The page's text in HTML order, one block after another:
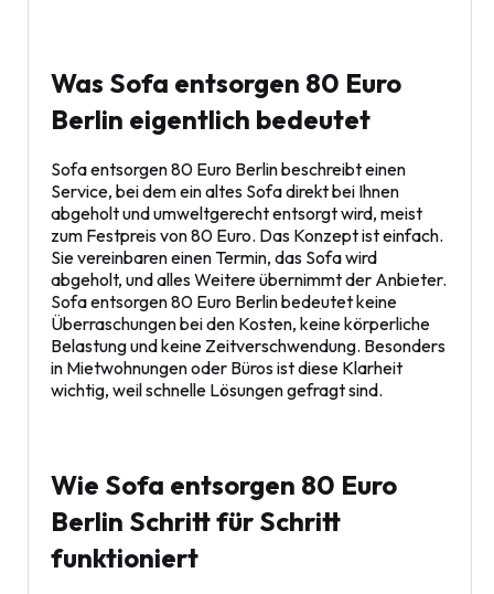
Was Sofa entsorgen 80 Euro
Berlin eigentlich bedeutet
Sofa entsorgen 80 Euro Berlin beschreibt einen
Service, bei dem ein altes Sofa direkt bei Ihnen
abgeholt und umweltgerecht entsorgt wird, meist
zum Festpreis von 80 Euro. Das Konzept ist einfach.
Sie vereinbaren einen Termin, das Sofa wird
abgeholt, und alles Weitere übernimmt der Anbieter.
Sofa entsorgen 80 Euro Berlin bedeutet keine
Überraschungen bei den Kosten, keine körperliche
Belastung und keine Zeitverschwendung. Besonders
in Mietwohnungen oder Büros ist diese Klarheit
wichtig, weil schnelle Lösungen gefragt sind.
Wie Sofa entsorgen 80 Euro
Berlin Schritt für Schritt
funktioniert